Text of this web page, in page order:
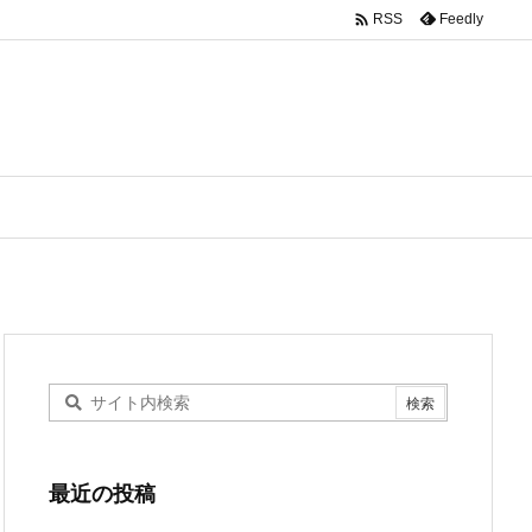
 RSS Feedly
最近の投稿